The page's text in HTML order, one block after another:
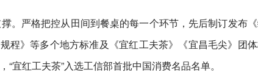
。严格把控从田间到餐桌的每一个环节，先后制订发布
程》等多个地方标准及《宜红工夫茶》《宜昌毛尖》团
宜红工夫茶”入选工信部首批中国消费名品名单。